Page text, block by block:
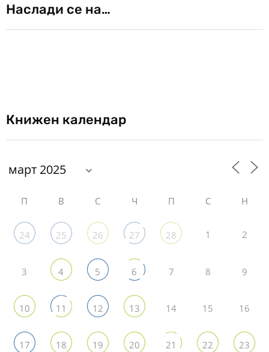
Наслади се на…
Книжен календар
П В С Ч П С Н
24 25 26 27 28 1 2
3 4 5 6 7 8 9
10 11 12 13 14 15 16
17 18 19 20 21 22 23